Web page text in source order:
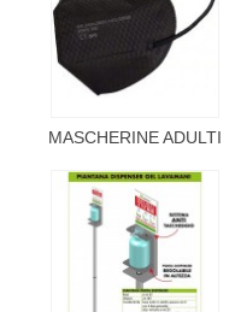
MASCHERINE ADULTI